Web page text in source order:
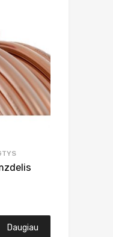
Daugiau